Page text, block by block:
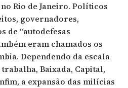
Rio de Janeiro. Políticos
governadores,
de “autodefesas
eram chamados os
Dependendo da escala
Baixada, Capital,
a expansão das milícias